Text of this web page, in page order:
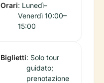
Orari: Lunedì–
Venerdì 10:00–
15:00
Biglietti: Solo tour
guidato;
prenotazione